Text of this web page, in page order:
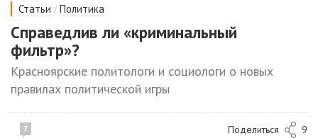
Статьи / Политика
Справедлив ли «криминальный
фильтр»?
Красноярские политологи и социологи о новых
правилах политической игры
7 Поделиться 9